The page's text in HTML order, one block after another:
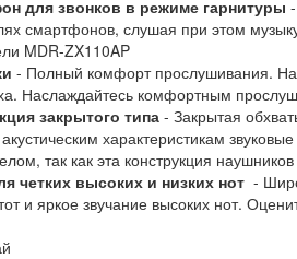
для звонков в режиме гарнитуры
смартфонов, слушая при этом
MDR-ZX110AP
- Полный комфорт прослушивания.
Наслаждайтесь комфортным
закрытого типа - Закрытая
характеристикам
так как эта конструкция
четких высоких и низких нот -
и яркое звучание высоких нот.